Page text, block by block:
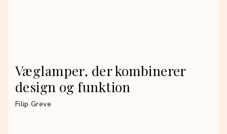
Væglamper, der kombinerer
design og funktion
Filip Greve